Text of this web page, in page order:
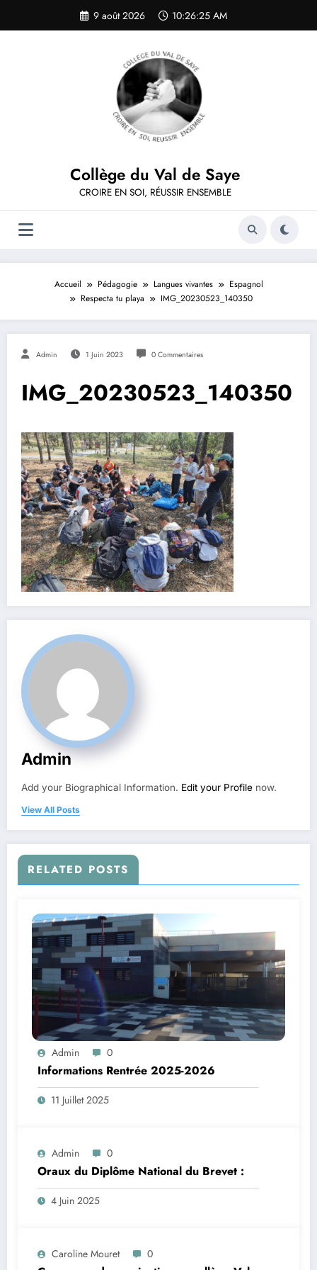
contenu
9 août 2026 10:26:25 AM
Collège du Val de Saye
CROIRE EN SOI, RÉUSSIR ENSEMBLE
Accueil Pédagogie Langues vivantes
Espagnol
Respecta tu playa
IMG_20230523_140350
Admin 1 Juin 2023 0 Commentaires
IMG_20230523_140350
Admin
Add your Biographical Information. Edit your Profile now.
View All Posts
RELATED POSTS
Admin 0
Informations Rentrée 2025-2026
11 Juillet 2025
Admin 0
Oraux du Diplôme National du Brevet :
4 Juin 2025
Caroline Mouret 0